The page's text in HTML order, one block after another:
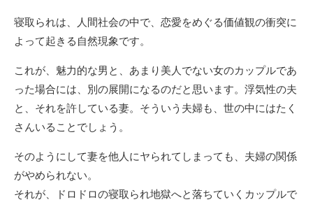
寝取られは、人間社会の中で、恋愛をめぐる価値観の衝突に
よって起きる自然現象です。
これが、魅力的な男と、あまり美人でない女のカップルであ
った場合には、別の展開になるのだと思います。浮気性の夫
と、それを許している妻。そういう夫婦も、世の中にはたく
さんいることでしょう。
そのようにして妻を他人にヤられてしまっても、夫婦の関係
がやめられない。
それが、ドロドロの寝取られ地獄へと落ちていくカップルで